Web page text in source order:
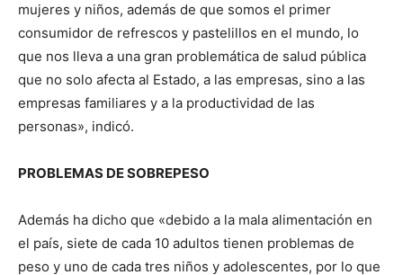
mujeres y niños, además de que somos el primer
consumidor de refrescos y pastelillos en el mundo, lo
que nos lleva a una gran problemática de salud pública
que no solo afecta al Estado, a las empresas, sino a las
empresas familiares y a la productividad de las
personas», indicó.
PROBLEMAS DE SOBREPESO
Además ha dicho que «debido a la mala alimentación en
el país, siete de cada 10 adultos tienen problemas de
peso y uno de cada tres niños y adolescentes, por lo que